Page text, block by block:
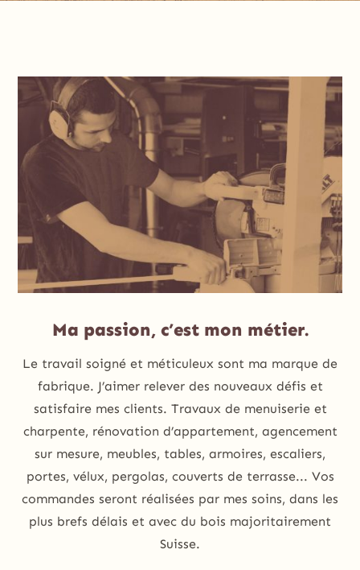
Ma passion, c’est mon métier.
Le travail soigné et méticuleux sont ma marque de
fabrique. J’aimer relever des nouveaux défis et
satisfaire mes clients. Travaux de menuiserie et
charpente, rénovation d’appartement, agencement
sur mesure, meubles, tables, armoires, escaliers,
portes, vélux, pergolas, couverts de terrasse... Vos
commandes seront réalisées par mes soins, dans les
plus brefs délais et avec du bois majoritairement
Suisse.